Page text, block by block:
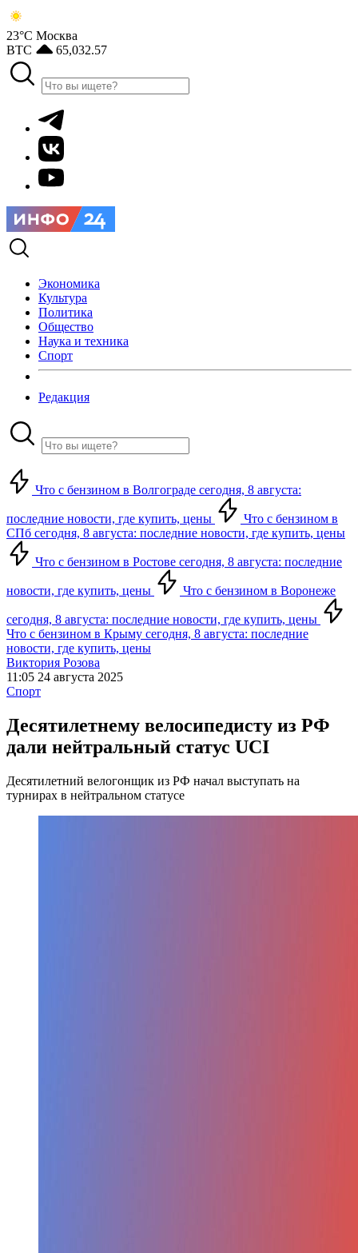
23°С Москва
BTC
65,032.57
Экономика
Культура
Политика
Общество
Наука и техника
Спорт
Редакция
Что с бензином в Волгограде сегодня, 8 августа:
последние новости, где купить, цены
Что с бензином в
СПб сегодня, 8 августа: последние новости, где купить, цены
Что с бензином в Ростове сегодня, 8 августа: последние
новости, где купить, цены Что с бензином в Воронеже
сегодня, 8 августа: последние новости, где купить, цены
Что с бензином в Крыму сегодня, 8 августа: последние
новости, где купить, цены
Виктория Розова
11:05 24 августа 2025
Спорт
Десятилетнему велосипедисту из РФ
дали нейтральный статус UCI
Десятилетний велогонщик из РФ начал выступать на
турнирах в нейтральном статусе